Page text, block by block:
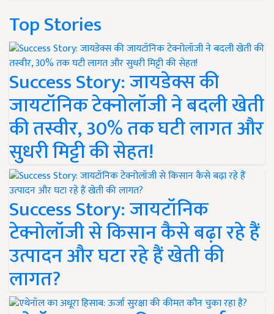
Top Stories
Success Story: जायडेक्स की
जायटॉनिक टेक्नोलॉजी ने बदली खेती
की तस्वीर, 30% तक घटी लागत और
सुधरी मिट्टी की सेहत!
Success Story: जायटॉनिक
टेक्नोलॉजी से किसान कैसे बढ़ा रहे हैं
उत्पादन और घटा रहे हैं खेती की
लागत?